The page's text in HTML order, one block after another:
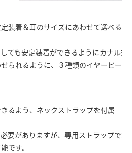
装着＆耳のサイズにあわせて選べる3
ても安定装着ができるようにカナル
られるように、３種類のイヤーピー
るよう、ネックストラップを付属
要がありますが、専用ストラップで
です。